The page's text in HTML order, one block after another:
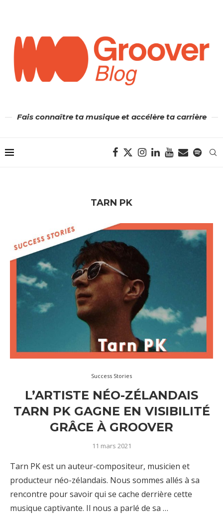
Fais connaître ta musique et accélère ta carrière
TARN PK
Success Stories
L’ARTISTE NÉO-ZÉLANDAIS
TARN PK GAGNE EN VISIBILITÉ
GRÂCE À GROOVER
11 mars 2021
Tarn PK est un auteur-compositeur, musicien et
producteur néo-zélandais. Nous sommes allés à sa
rencontre pour savoir qui se cache derrière cette
musique captivante. Il nous a parlé de sa …